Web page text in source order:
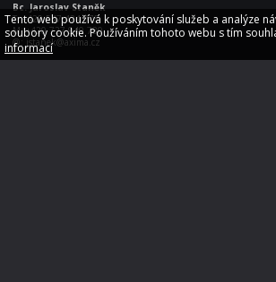
Tento web používá k poskytování služeb a analýze
soubory cookie. Používáním tohoto webu s tím
informací
Bc. Jaroslav Staněk
T: +420 547 424 075
M: +420 727 940 780
@: jstanek@axima.cz